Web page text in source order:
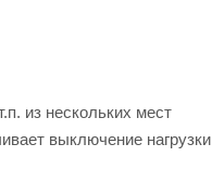
из нескольких мест
выключение нагрузки